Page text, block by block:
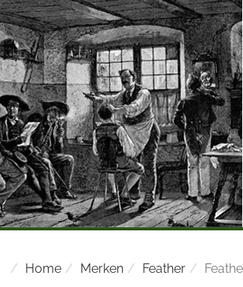
Home Merken Feather